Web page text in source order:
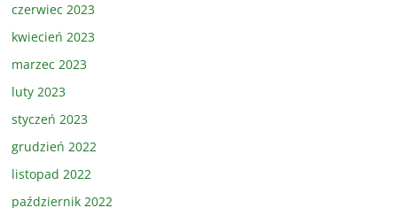
czerwiec 2023
kwiecień 2023
marzec 2023
luty 2023
styczeń 2023
grudzień 2022
listopad 2022
październik 2022